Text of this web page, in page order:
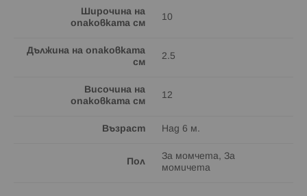
Широчина на
опаковката см
10
Дължина на опаковката
см
2.5
Височина на
опаковката см
12
Възраст Над 6 м.
Пол
За момчета, За
момичета